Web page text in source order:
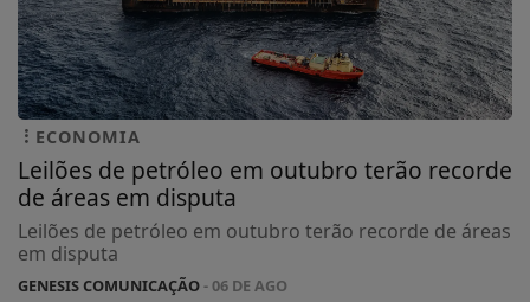
ECONOMIA
Leilões de petróleo em outubro terão recorde
de áreas em disputa
Leilões de petróleo em outubro terão recorde de áreas
em disputa
GENESIS COMUNICAÇÃO- 06 DE AGO